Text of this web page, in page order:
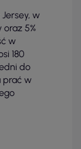
w
oraz 5%
w
180
do
prać w